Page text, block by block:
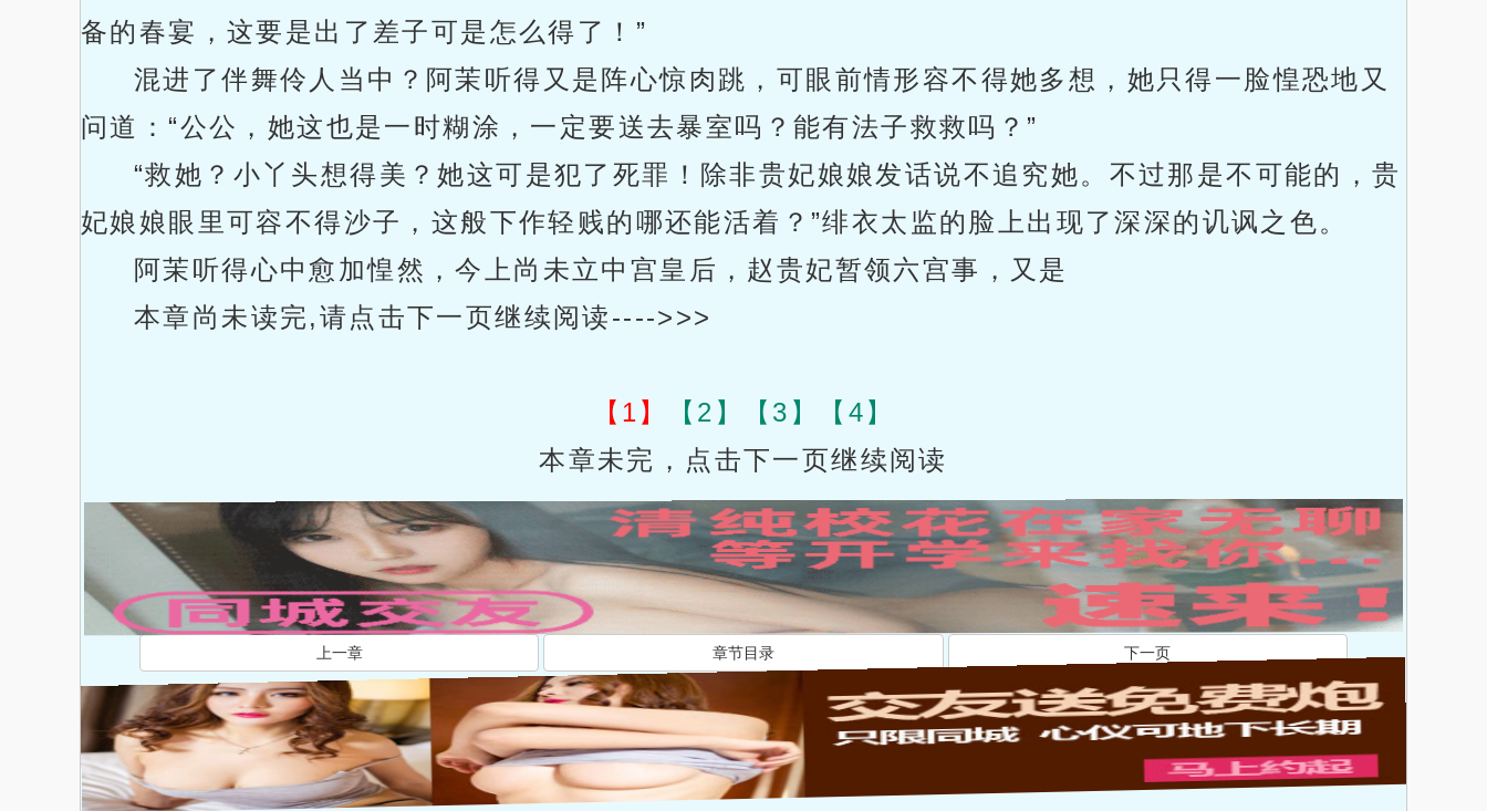
备的春宴，这要是出了差子可是怎么得了！”
混进了伴舞伶人当中？阿茉听得又是阵心惊肉跳，可眼前情形容不得她多想，她只得一脸惶恐地又
问道：“公公，她这也是一时糊涂，一定要送去暴室吗？能有法子救救吗？”
“救她？小丫头想得美？她这可是犯了死罪！除非贵妃娘娘发话说不追究她。不过那是不可能的，贵
妃娘娘眼里可容不得沙子，这般下作轻贱的哪还能活着？”绯衣太监的脸上出现了深深的讥讽之色。
阿茉听得心中愈加惶然，今上尚未立中宫皇后，赵贵妃暂领六宫事，又是
本章尚未读完,请点击下一页继续阅读---->>>
【1】 【2】 【3】
【4】
本章未完，点击下一页继续阅读
上一章 章节目录 下一页